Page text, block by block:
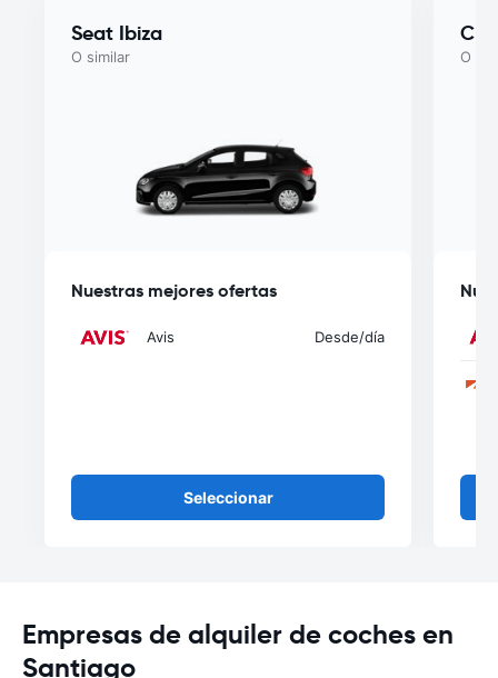
Seat Ibiza
O similar
Nuestras mejores ofertas
Avis Desde/día
Seleccionar
O
Empresas de alquiler de coches en
Santiago